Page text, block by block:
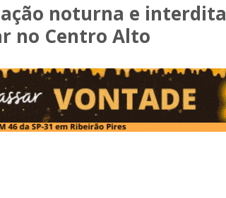
noturna e interdita
no Centro Alto